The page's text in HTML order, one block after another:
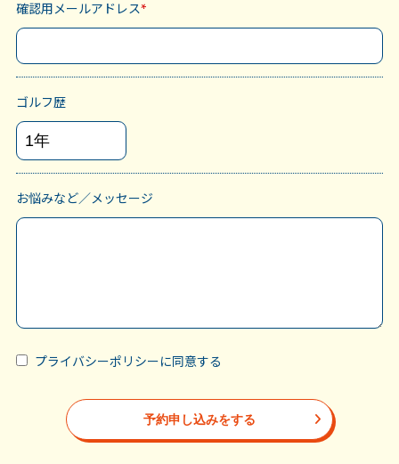
確認用メールアドレス*
ゴルフ歴
お悩みなど／メッセージ
プライバシーポリシーに同意する